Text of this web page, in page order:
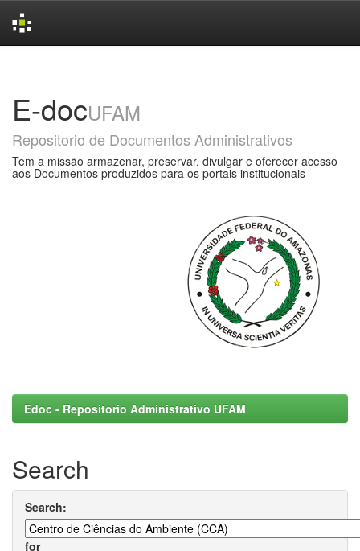
E-docUFAM
Repositorio de Documentos Administrativos
Tem a missão armazenar, preservar, divulgar e oferecer acesso
aos Documentos produzidos para os portais institucionais
Edoc - Repositorio Administrativo UFAM
Search
Search:
for